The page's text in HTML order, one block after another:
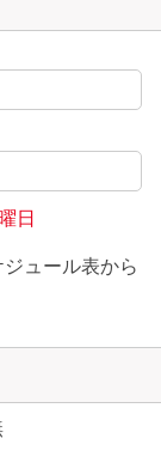
日
ュール表から